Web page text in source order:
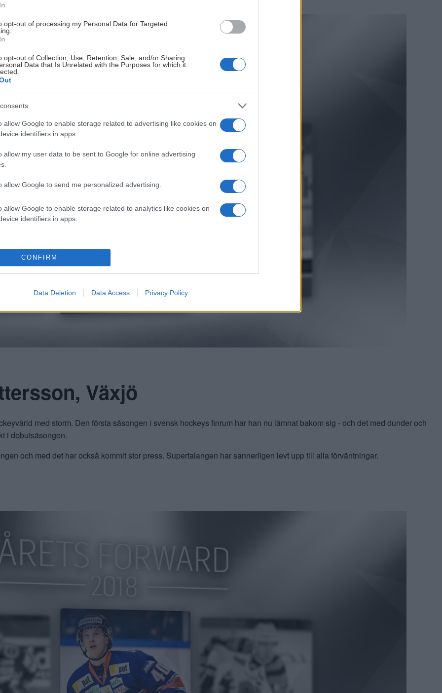
opt-out of processing my Personal Data for Targeted
opt-out of Collection, Use, Retention, Sale, and/or Sharing
Data that Is Unrelated with the Purposes for which it
allow Google to enable storage related to advertising like cookies on
identifiers in apps.
allow my user data to be sent to Google for online advertising
allow Google to send me personalized advertising.
allow Google to enable storage related to analytics like cookies on
identifiers in apps.
CONFIRM
Data Deletion Data Access Privacy Policy
Växjö
med storm. Den första säsongen i svensk hockeys finrum har han nu lämnat bakom sig - och det med dunder och
i debutsäsongen.
och med det har också kommit stor press. Supertalangen har sannerligen levt upp till alla förväntningar.